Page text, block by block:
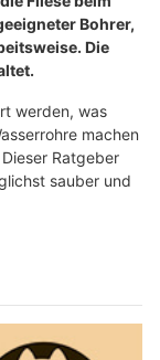
Bohrer,
Die
werden, was
machen
Ratgeber
sauber und